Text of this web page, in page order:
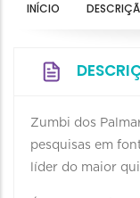
INÍCIO
Zumbi dos
pesquisas em
líder do maior